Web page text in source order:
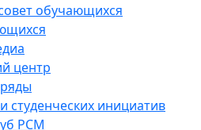
обучающихся
центр
студенческих инициатив
РСМ